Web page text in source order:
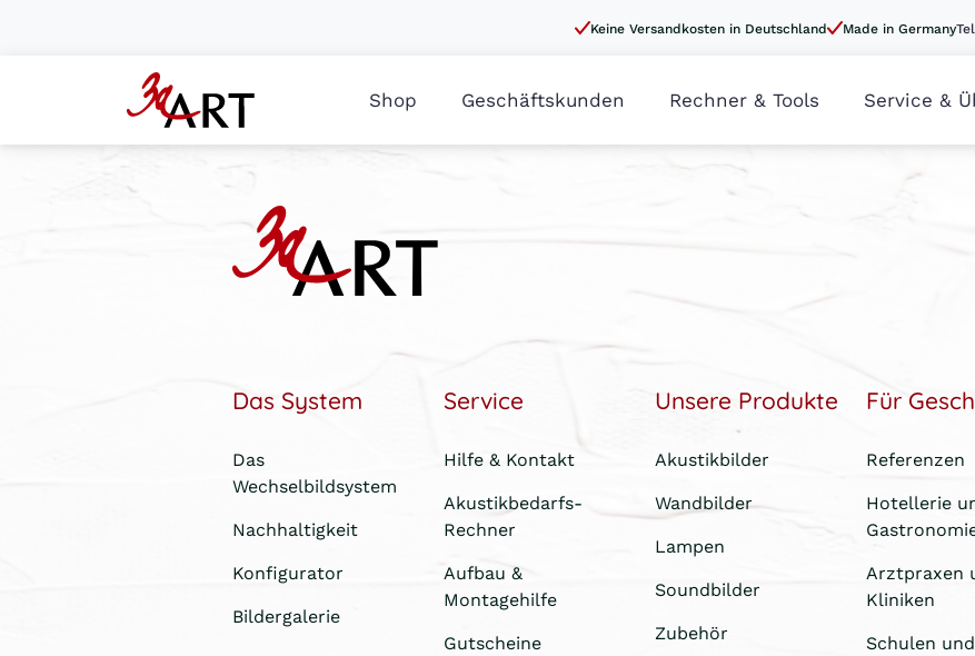
Keine Versandkosten in Deutschland Made in Germany
Shop Geschäftskunden Rechner & Tools Service &
Das System
Das
Wechselbildsystem
Nachhaltigkeit
Konfigurator
Bildergalerie
Service
Hilfe & Kontakt
Akustikbedarfs-
Rechner
Aufbau &
Montagehilfe
Gutscheine
Unsere Produkte
Akustikbilder
Wandbilder
Lampen
Soundbilder
Zubehör
Für
Referenzen
Hotellerie
Arztpraxen
Kliniken
Schulen